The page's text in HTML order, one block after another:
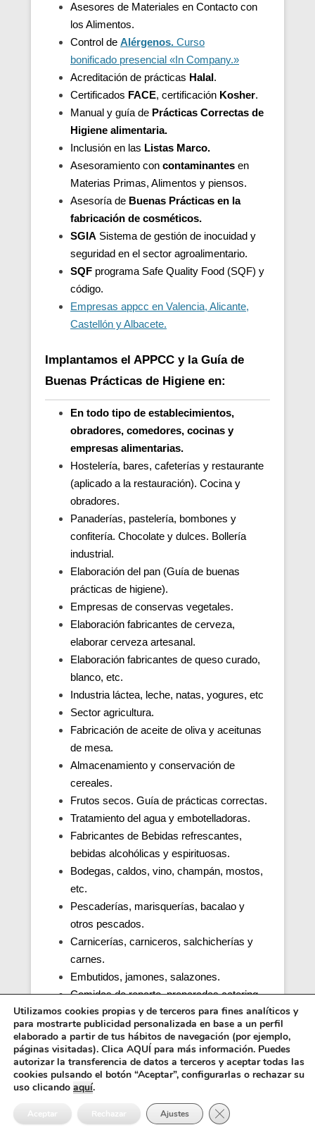
Asesores de Materiales en Contacto con
los Alimentos.
Control de Alérgenos. Curso
bonificado presencial «In Company.»
Acreditación de prácticas Halal.
Certificados FACE, certificación Kosher.
Manual y guía de Prácticas Correctas de
Higiene alimentaria.
Inclusión en las Listas Marco.
Asesoramiento con contaminantes en
Materias Primas, Alimentos y piensos.
Asesoría de Buenas Prácticas en la
fabricación de cosméticos.
SGIA Sistema de gestión de inocuidad y
seguridad en el sector agroalimentario.
SQF programa Safe Quality Food (SQF) y
código.
Empresas appcc en Valencia, Alicante,
Castellón y Albacete.
Implantamos el APPCC y la Guía de
Buenas Prácticas de Higiene en:
En todo tipo de establecimientos,
obradores, comedores, cocinas y
empresas alimentarias.
Hostelería, bares, cafeterías y restaurante
(aplicado a la restauración). Cocina y
obradores.
Panaderías, pastelería, bombones y
confitería. Chocolate y dulces. Bollería
industrial.
Elaboración del pan (Guía de buenas
prácticas de higiene).
Empresas de conservas vegetales.
Elaboración fabricantes de cerveza,
elaborar cerveza artesanal.
Elaboración fabricantes de queso curado,
blanco, etc.
Industria láctea, leche, natas, yogures, etc
Sector agricultura.
Fabricación de aceite de oliva y aceitunas
de mesa.
Almacenamiento y conservación de
cereales.
Frutos secos. Guía de prácticas correctas.
Tratamiento del agua y embotelladoras.
Fabricantes de Bebidas refrescantes,
bebidas alcohólicas y espirituosas.
Bodegas, caldos, vino, champán, mostos,
etc.
Pescaderías, marisquerías, bacalao y
otros pescados.
Carnicerías, carniceros, salchicherías y
carnes.
Embutidos, jamones, salazones.
Comidas de reparto, preparadas catering.
Productos de café.
Cocinas de colegios, comedores
escolares, guarderías, parvularios.
Cocinas y comedores de residencias de
ancianos (tercera edad).
penitenciarias.
Utilizamos cookies propias y de terceros para fines analíticos y
para mostrarte publicidad personalizada en base a un perfil
elaborado a partir de tus hábitos de navegación (por ejemplo,
páginas visitadas). Clica AQUÍ para más información. Puedes
autorizar la transferencia de datos a terceros y aceptar todas las
cookies pulsando el botón “Aceptar”, configurarlas o rechazar su
uso clicando aquí.
Aceptar Rechazar Ajustes Cerrar el banner de